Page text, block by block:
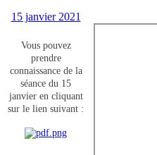
15 janvier 2021
Vous pouvez
prendre
connaissance de la
séance du 15
janvier en cliquant
sur le lien suivant :